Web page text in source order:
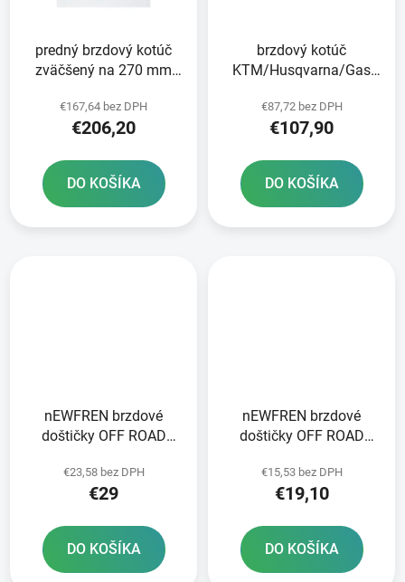
predný brzdový kotúč
zväčšený na 270 mm
€167,64 bez DPH
€206,20
DO KOŠÍKA
brzdový kotúč
KTM/Husqvarna/Gas
€87,72 bez DPH
€107,90
DO KOŠÍKA
nEWFREN brzdové
doštičky OFF ROAD
balení
€23,58 bez DPH
€29
DO KOŠÍKA
nEWFREN brzdové
doštičky OFF ROAD
balení
€15,53 bez DPH
€19,10
DO KOŠÍKA